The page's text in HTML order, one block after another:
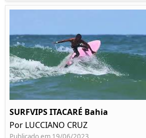
SURFVIPS ITACARÉ Bahia
Por LUCCIANO CRUZ